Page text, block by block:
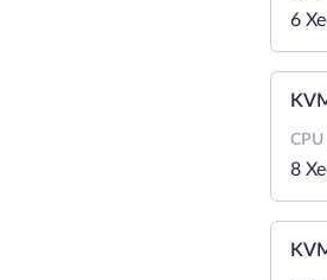
6
CPU
8